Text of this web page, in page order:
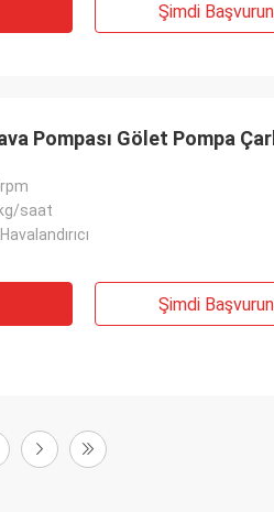
Şimdi Başvurun
Pompası Gölet Pompa
saat
Şimdi Başvurun